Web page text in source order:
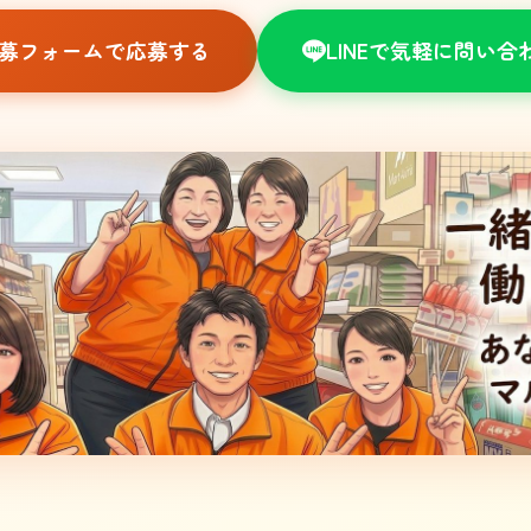
フォームで応募する LINEで気軽に問い合